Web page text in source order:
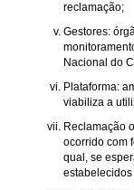
reclamação;
Gestores:
Nacional do
Plataforma:
viabiliza a
Reclamação
ocorrido com
qual, se